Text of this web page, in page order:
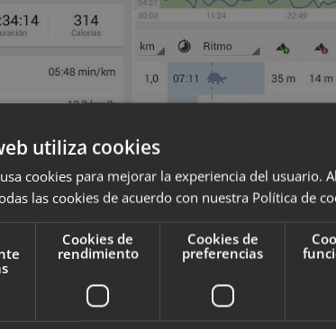
pero no solo en su categoría como
todos los datos recogidos de cuando
que vas haciendo.
utiliza cookies
cookies para mejorar la experiencia del usuario.
las cookies de acuerdo con nuestra Política de
Cookies de
rendimiento
Cookies de
preferencias